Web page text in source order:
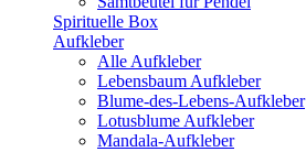
Spirituelle Box
Aufkleber
Alle Aufkleber
Lebensbaum Aufkleber
Blume-des-Lebens-Aufkleber
Lotusblume Aufkleber
Mandala-Aufkleber